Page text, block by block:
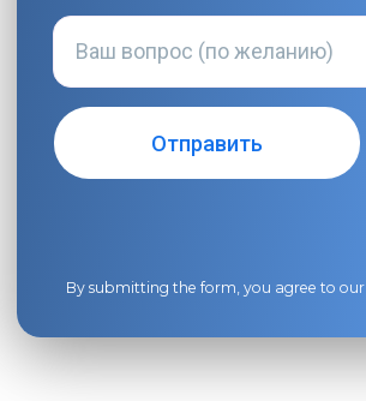
By submitting the form, you agree to our